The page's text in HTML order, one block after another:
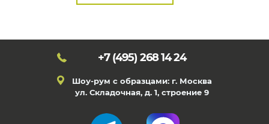
+7 (495) 268 14 24
Шоу-рум с образцами: г. Москва
ул. Складочная, д. 1, строение 9